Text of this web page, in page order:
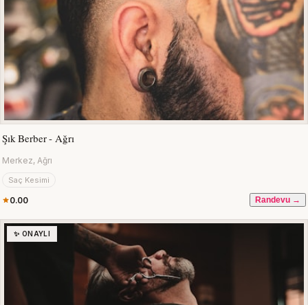
Şık Berber - Ağrı
Merkez, Ağrı
Saç Kesimi
0.00 Randevu →
✨ ONAYLI